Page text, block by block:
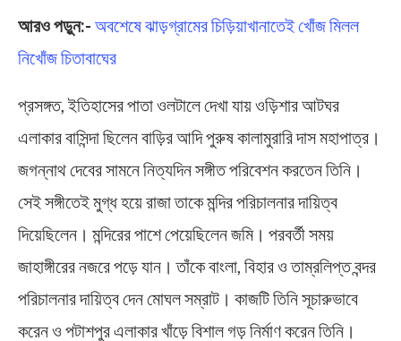
আরও পড়ুন:- অবশেষে ঝাড়গ্রামের চিড়িয়াখানাতেই খোঁজ মিলল
নিখোঁজ চিতাবাঘের
প্রসঙ্গত, ইতিহাসের পাতা ওলটালে দেখা যায় ওড়িশার আটঘর
এলাকার বাসিন্দা ছিলেন বাড়ির আদি পুরুষ কালামুরারি দাস মহাপাত্র।
জগন্নাথ দেবের সামনে নিত্যদিন সঙ্গীত পরিবেশন করতেন তিনি।
সেই সঙ্গীতেই মুগ্ধ হয়ে রাজা তাকে মন্দির পরিচালনার দায়িত্ব
দিয়েছিলেন। মন্দিরের পাশে পেয়েছিলেন জমি। পরবর্তী সময়
জাহাঙ্গীরের নজরে পড়ে যান। তাঁকে বাংলা, বিহার ও তাম্রলিপ্ত বন্দর
পরিচালনার দায়িত্ব দেন মোঘল সম্রাট। কাজটি তিনি সূচারুভাবে
করেন ও পটাশপুর এলাকার খাঁড়ে বিশাল গড় নির্মাণ করেন তিনি।